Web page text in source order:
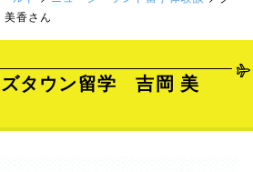
香さん
タウン留学 吉岡 美